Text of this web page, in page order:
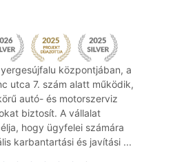
központjában, a
utca 7. szám alatt működik,
autó- és motorszerviz
biztosít. A vállalat
hogy ügyfelei számára
karbantartási és javítási ...